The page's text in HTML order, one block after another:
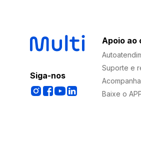
Siga-nos
Apoio ao
Suporte e
Baixe o